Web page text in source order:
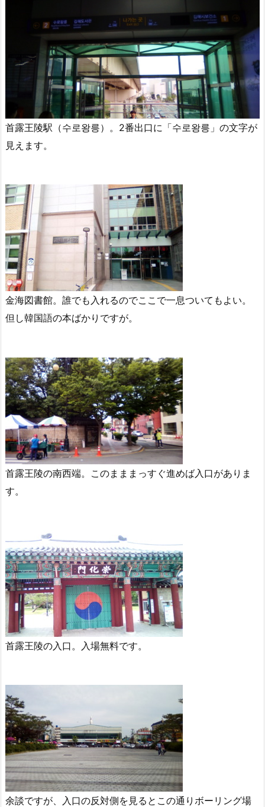
首露王陵駅（수로왕릉）。2番出口に「수로왕릉」の文字が
見えます。
金海図書館。誰でも入れるのでここで一息ついてもよい。
但し韓国語の本ばかりですが。
首露王陵の南西端。このまままっすぐ進めば入口がありま
す。
首露王陵の入口。入場無料です。
余談ですが、入口の反対側を見るとこの通りボーリング場